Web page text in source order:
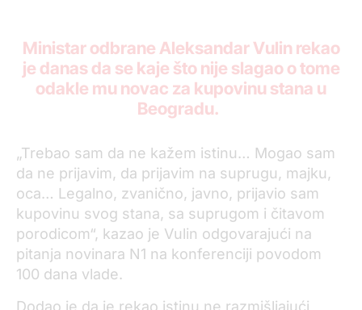
Ministar odbrane Aleksandar Vulin rekao
je danas da se kaje što nije slagao o tome
odakle mu novac za kupovinu stana u
Beogradu.
„Trebao sam da ne kažem istinu… Mogao sam
da ne prijavim, da prijavim na suprugu, majku,
oca… Legalno, zvanično, javno, prijavio sam
kupovinu svog stana, sa suprugom i čitavom
porodicom“, kazao je Vulin odgovarajući na
pitanja novinara N1 na konferenciji povodom
100 dana vlade.
Dodao je da je rekao istinu ne razmišljajući